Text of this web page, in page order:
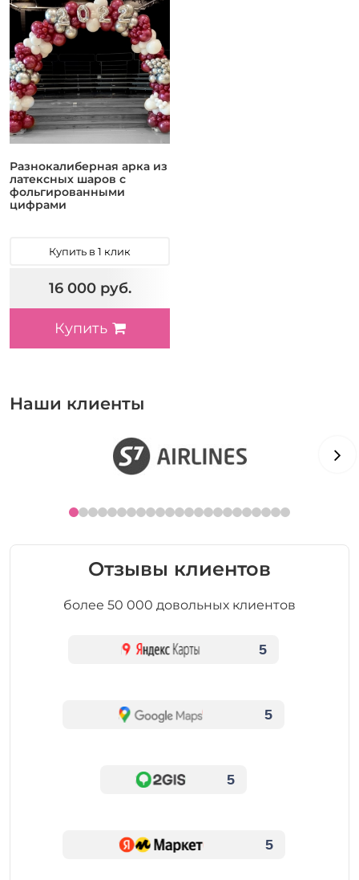
Разнокалиберная арка из
латексных шаров с
фольгированными
цифрами
Купить в 1 клик
16 000 руб.
Купить
Наши клиенты
Отзывы клиентов
более 50 000 довольных клиентов
5
5
5
5